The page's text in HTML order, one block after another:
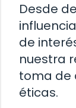
Desde
de
nuestra
toma de
éticas.